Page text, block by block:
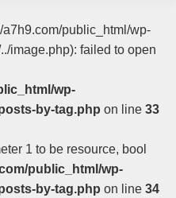
public_html/wp-
image.php): failed to open
wp-
by-tag.php on line 33
1 to be resource, bool
public_html/wp-
by-tag.php on line 34